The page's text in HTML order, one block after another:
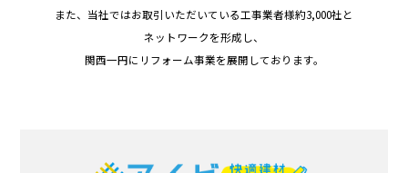
また、当社ではお取引いただいている工事業者様約3,000社と
ネットワークを形成し、
関西一円にリフォーム事業を展開しております。